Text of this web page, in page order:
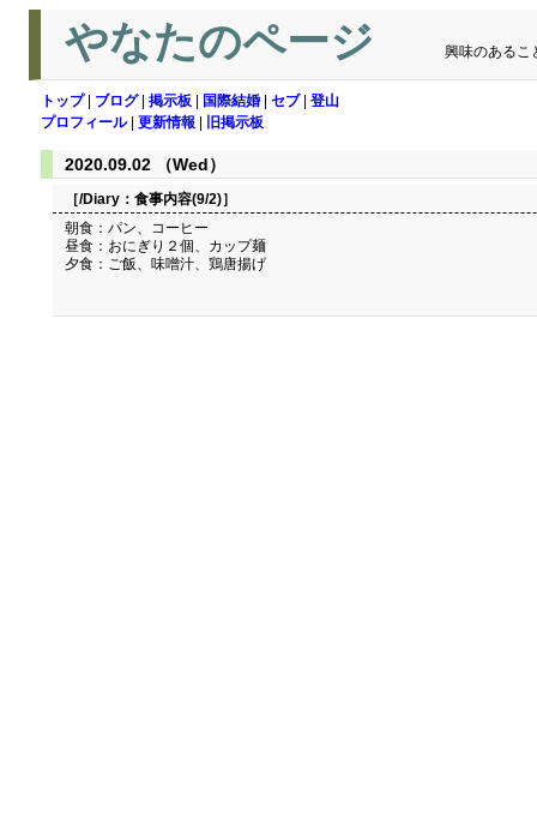
やなたのページ 興味のあるこ
トップ| ブログ| 掲示板 国際結婚 セブ| 登山
プロフィール| 更新情報 旧掲示板
2020.09.02 （Wed）
［/Diary： 食事内容(9/2)］
朝食：パン、コーヒー
昼食：おにぎり２個、カップ麺
夕食：ご飯、味噌汁、鶏唐揚げ